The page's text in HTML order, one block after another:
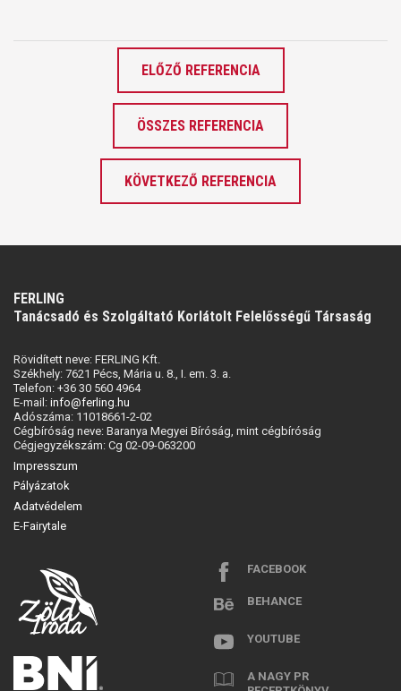
ELŐZŐ REFERENCIA
ÖSSZES REFERENCIA
KÖVETKEZŐ REFERENCIA
FERLING
Tanácsadó és Szolgáltató Korlátolt Felelősségű Társaság
Rövidített neve: FERLING Kft.
Székhely: 7621 Pécs, Mária u. 8., I. em. 3. a.
Telefon: +36 30 560 4964
E-mail: info@ferling.hu
Adószáma: 11018661-2-02
Cégbíróság neve: Baranya Megyei Bíróság, mint cégbíróság
Cégjegyzékszám: Cg 02-09-063200
Impresszum
Pályázatok
Adatvédelem
E-Fairytale
FACEBOOK
BEHANCE
YOUTUBE
A NAGY PR